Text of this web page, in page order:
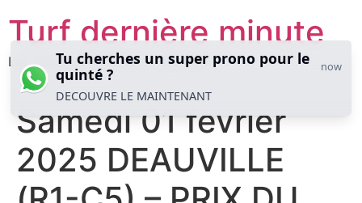
auTurf dernière minute
Les meilleures analyses hippiques
Samedi 01 février
2025 DEAUVILLE
Tu cherches un super prono pour le
quinté ?
now
DECOUVRE LE MAINTENANT